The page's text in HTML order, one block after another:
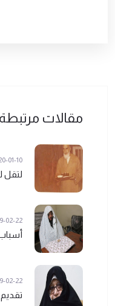
مقالات مرتبطة
01-10
لتقل
02-22
أسباب
02-22
تقديم